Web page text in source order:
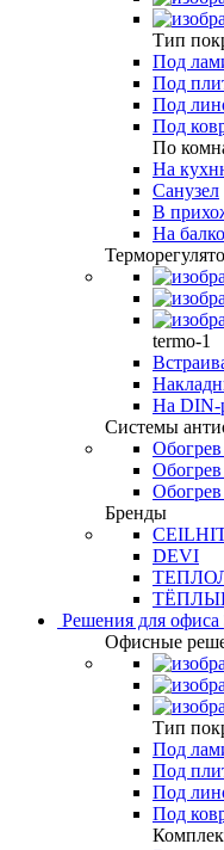
Тип
Под
Под
Под
Под
По
На
Санузел
В
На
termo-1
На DIN-
Системы
Обогрев
Бренды
DEVI
Решения для офиса
Офисные
Тип
Под
Под
Под
Под